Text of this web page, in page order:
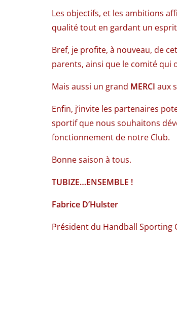
Les objectifs, et les ambitions
qualité tout en gardant un
Bref, je profite, à nouveau, de
parents, ainsi que le comité
Mais aussi un grand MERCI aux
Enfin, j’invite les partenaires
sportif que nous souhaitons
fonctionnement de notre Club.
Bonne saison à tous.
TUBIZE…ENSEMBLE !
Fabrice D’Hulster
Président du Handball Sporting